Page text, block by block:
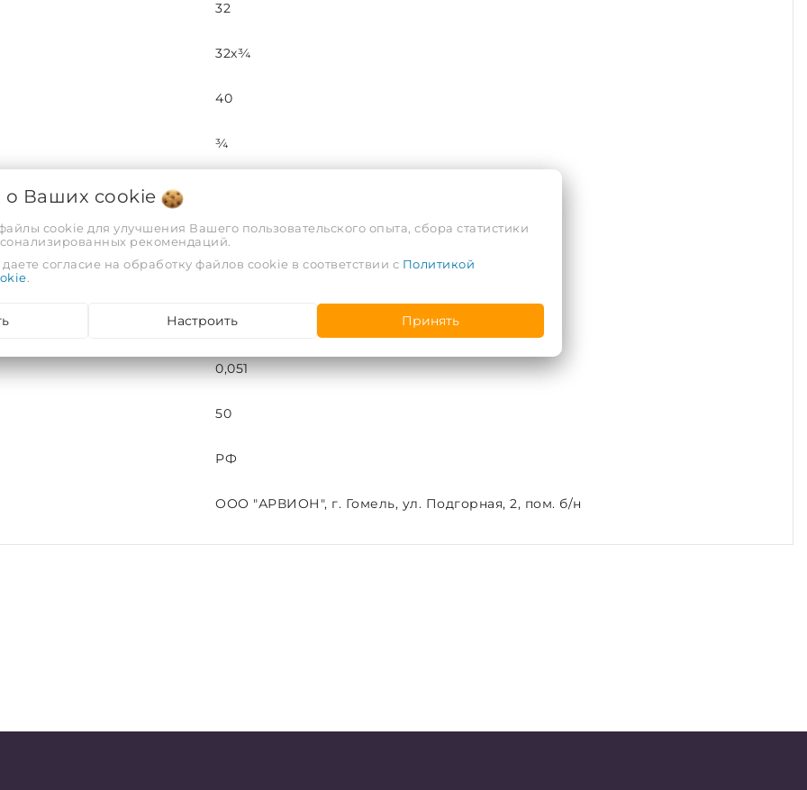
32
32х¾
40
¾
Наружная
шт
0,051
50
РФ
ООО "АРВИОН", г. Гомель, ул. Подгорная, 2, пом. б/н
о Ваших cookie
cookie для улучшения Вашего пользовательского опыта, сбора статистики
рекомендаций.
согласие на обработку файлов cookie в соответствии с Политикой
.
Настроить Принять